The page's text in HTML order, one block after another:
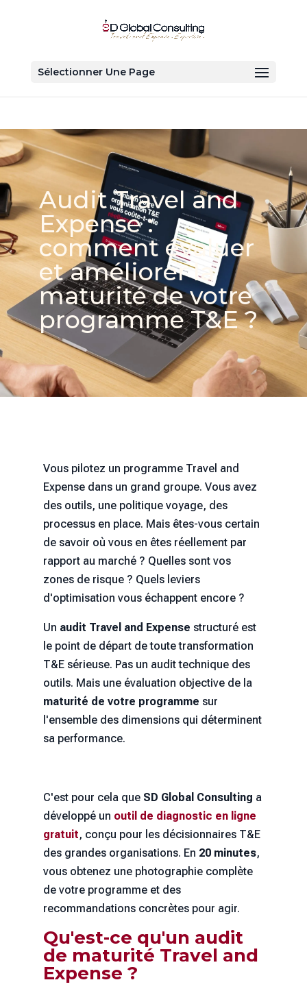
Sélectionner Une Page
Audit Travel and
Expense :
comment évaluer
et améliorer la
maturité de votre
programme T&E ?
Vous pilotez un programme Travel and
Expense dans un grand groupe. Vous avez
des outils, une politique voyage, des
processus en place. Mais êtes-vous certain
de savoir où vous en êtes réellement par
rapport au marché ? Quelles sont vos
zones de risque ? Quels leviers
d'optimisation vous échappent encore ?
Un audit Travel and Expense structuré est
le point de départ de toute transformation
T&E sérieuse. Pas un audit technique des
outils. Mais une évaluation objective de la
maturité de votre programme sur
l'ensemble des dimensions qui déterminent
sa performance.
C'est pour cela que SD Global Consulting a
développé un outil de diagnostic en ligne
gratuit, conçu pour les décisionnaires T&E
des grandes organisations. En 20 minutes,
vous obtenez une photographie complète
de votre programme et des
recommandations concrètes pour agir.
Qu'est-ce qu'un audit
de maturité Travel and
Expense ?